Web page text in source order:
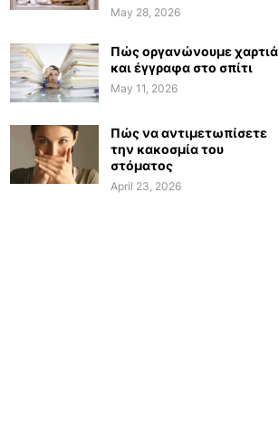
May 28, 2026
Πώς οργανώνουμε χαρτιά
και έγγραφα στο σπίτι
May 11, 2026
Πώς να αντιμετωπίσετε
την κακοσμία του
στόματος
April 23, 2026